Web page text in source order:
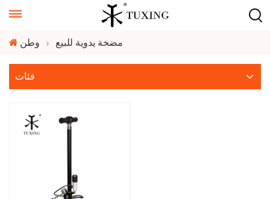
وطن مضخة يدوية للبيع
فئات